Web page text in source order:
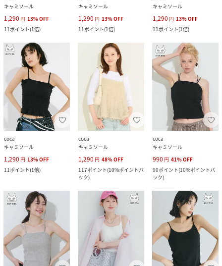
キャミソール
1,290 円 13%OFF
11ポイント(1倍)
キャミソール
1,290 円 13%OFF
11ポイント(1倍)
キャミソール
1,290 円 13%OFF
11ポイント(1倍)
coca
キャミソール
1,290 円 13%OFF
11ポイント(1倍)
coca
キャミソール
1,290 円 48%OFF
117ポイント(10%ポイントバ
ック)
coca
キャミソール
990 円 41%OFF
90ポイント(10%ポイントバ
ック)